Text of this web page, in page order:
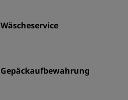
Wäscheservice
Gepäckaufbewahrung